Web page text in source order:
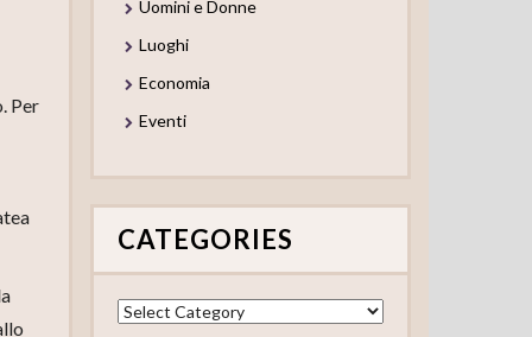
Per
Uomini e Donne
Luoghi
Economia
Eventi
CATEGORIES
Categories